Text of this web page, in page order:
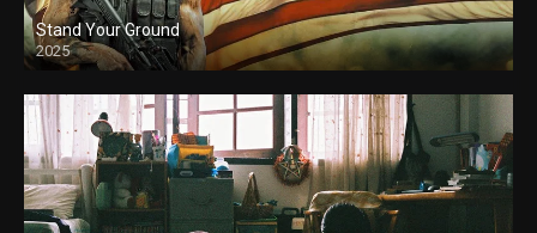
Stand Your Ground
2025